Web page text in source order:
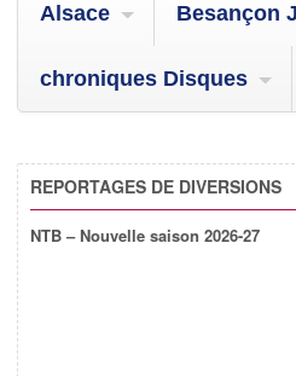
Alsace Besançon
chroniques Disques
REPORTAGES DE DIVERSIONS
NTB – Nouvelle saison 2026-27